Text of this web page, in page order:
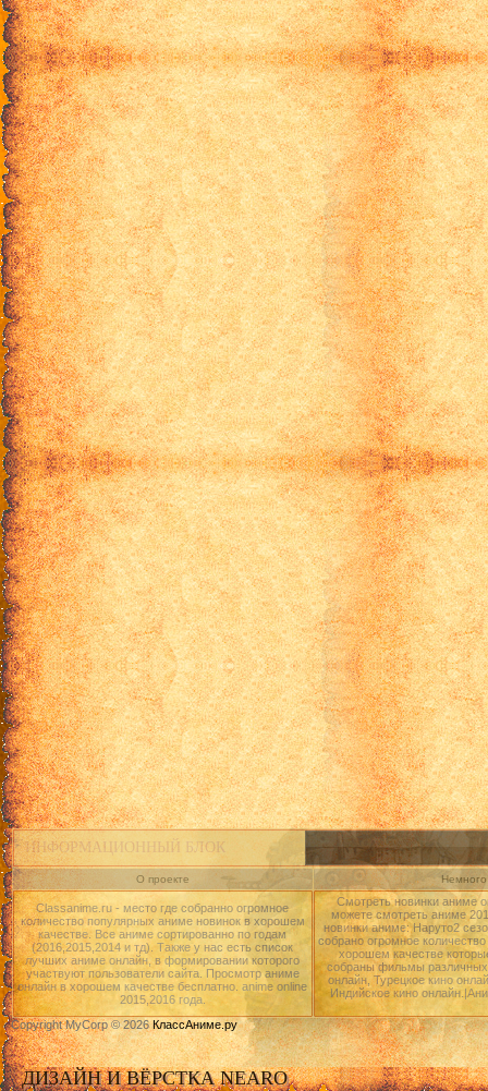
ИНФОРМАЦИОННЫЙ БЛОК
О проекте
Classanime.ru - место где собранно огромное
количество популярных аниме новинок в хорошем
качестве. Все аниме сортированно по годам
(2016,2015,2014 и тд). Также у нас есть список
лучших аниме онлайн, в формировании которого
участвуют пользователи сайта. Просмотр аниме
онлайн в хорошем качестве бесплатно. anime online
2015,2016 года.
Смотреть новинки аниме
можете смотреть аниме
новинки аниме: Наруто2
собрано огромное
хорошем качестве
собраны фильмы различных
онлайн, Турецкое кино
Индийское кино
Copyright MyCorp © 2026КлассАниме.ру
ДИЗАЙН И ВЁРСТКА NEARO